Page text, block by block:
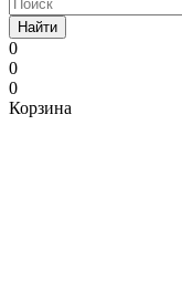
Найти
0
0
0
Корзина